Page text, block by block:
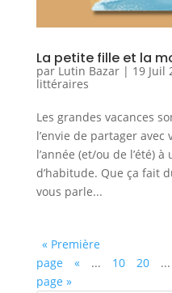
La petite fille et la
parLutin Bazar| 19 Juil
littéraires
Les grandes vacances
l’envie de partager
l’année (et/ou de l’été)
d’habitude. Que ça fait
vous parle...
« Première
page
« ... 10 20 ...
page »